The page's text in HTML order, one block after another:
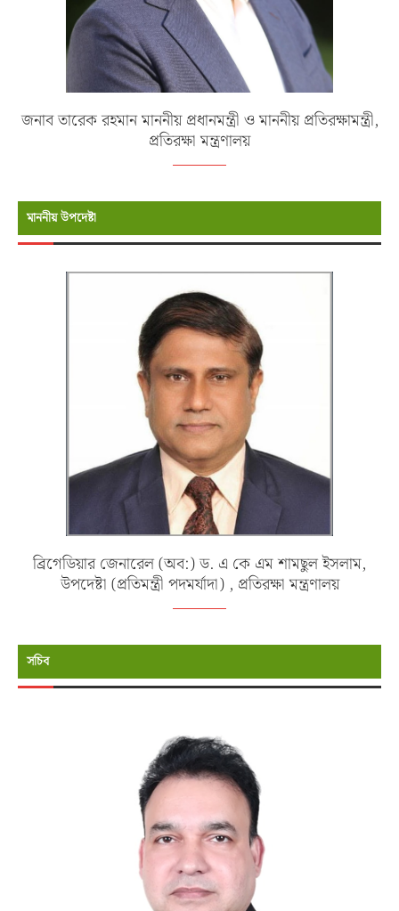
জনাব তারেক রহমান মাননীয় প্রধানমন্ত্রী ও মাননীয় প্রতিরক্ষামন্ত্রী,
প্রতিরক্ষা মন্ত্রণালয়
মাননীয় উপদেষ্টা
ব্রিগেডিয়ার জেনারেল (অব:) ড. এ কে এম শামছুল ইসলাম,
উপদেষ্টা (প্রতিমন্ত্রী পদমর্যাদা) , প্রতিরক্ষা মন্ত্রণালয়
সচিব